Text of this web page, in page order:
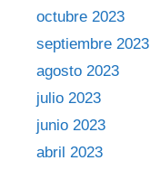
octubre 2023
septiembre 2023
agosto 2023
julio 2023
junio 2023
abril 2023